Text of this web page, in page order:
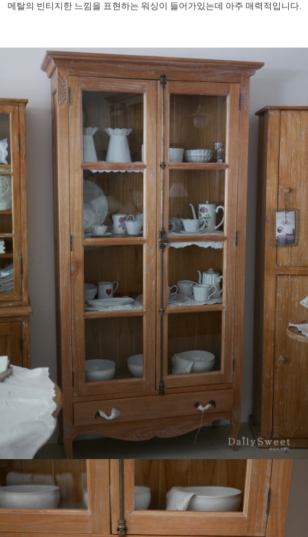
메탈의 빈티지한 느낌을 표현하는 워싱이 들어가있는데 아주 매력적입니다.